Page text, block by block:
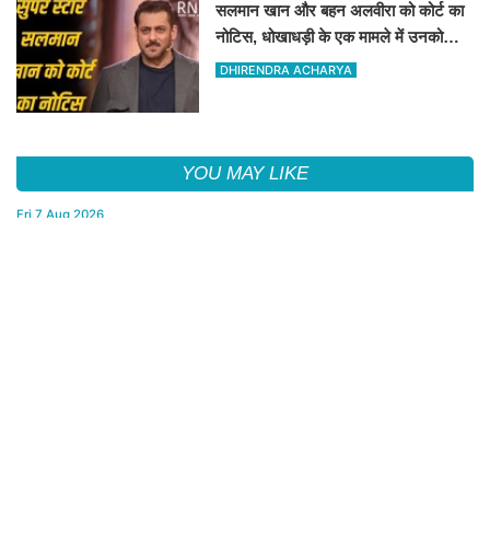
सलमान खान और बहन अलवीरा को कोर्ट का
नोटिस, धोखाधड़ी के एक मामले में उनको
नोटिस जारी किया गया है
DHIRENDRA ACHARYA
YOU MAY LIKE
Fri,7 Aug 2026